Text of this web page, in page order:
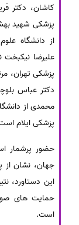
کاشان، دکتر
پزشکی شهید
از دانشگاه
علیرضا نیکبخت
پزشکی تهران،
دکتر عباس
محمدی از
پزشکی ایلام
جهان، نشان از
این دستاورد،
حمایت های
است.